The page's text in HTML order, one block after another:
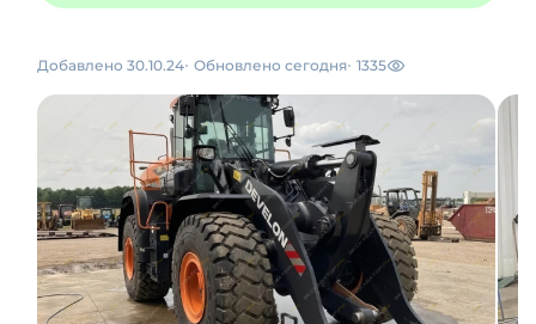
Добавлено 30.10.24 Обновлено сегодня 1335